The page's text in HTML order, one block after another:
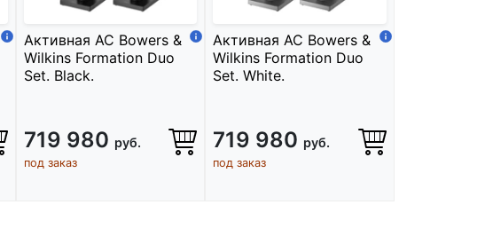
Активная АС Bowers &
Wilkins Formation Duo
Set. Black.
719 980 руб.
под заказ
Активная АС Bowers &
Wilkins Formation Duo
Set. White.
719 980 руб.
под заказ